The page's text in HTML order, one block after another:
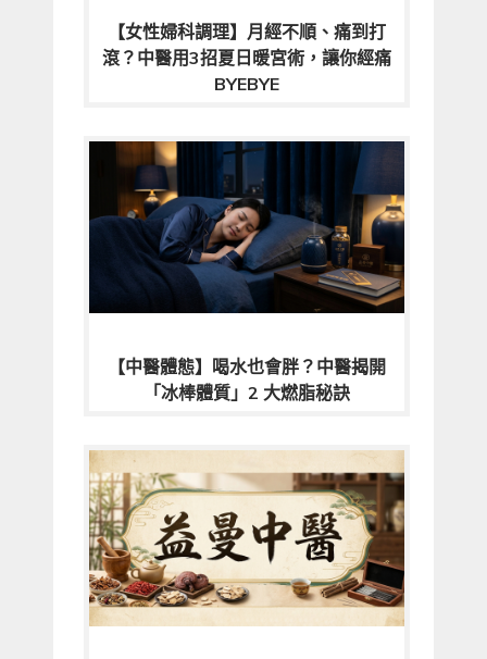
【女性婦科調理】月經不順、痛到打
滾？中醫用3招夏日暖宮術，讓你經痛
BYEBYE
【中醫體態】喝水也會胖？中醫揭開
「冰棒體質」2 大燃脂秘訣